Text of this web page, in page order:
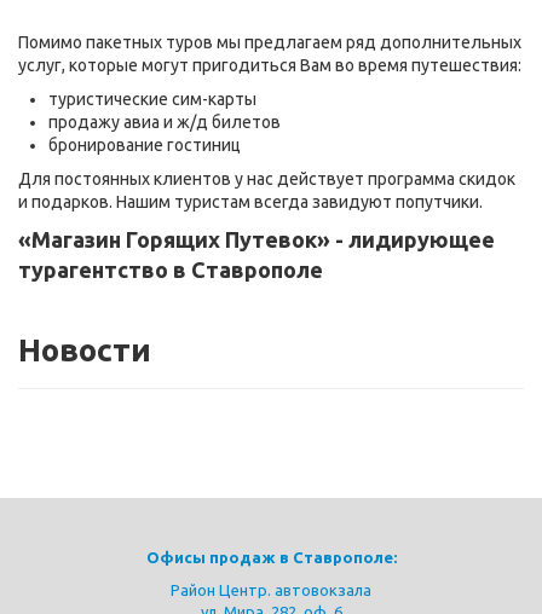
Помимо пакетных туров мы предлагаем ряд дополнительных
услуг, которые могут пригодиться Вам во время путешествия:
туристические сим-карты
продажу авиа и ж/д билетов
бронирование гостиниц
Для постоянных клиентов у нас действует программа скидок
и подарков. Нашим туристам всегда завидуют попутчики.
«Магазин Горящих Путевок» - лидирующее
турагентство в Ставрополе
Новости
Офисы продаж в Ставрополе:
Район Центр. автовокзала